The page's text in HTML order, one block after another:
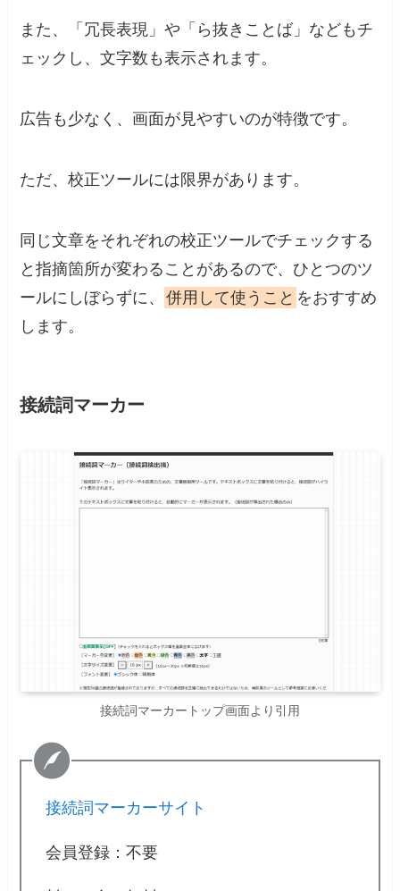
また、「冗長表現」や「ら抜きことば」などもチ
ェックし、文字数も表示されます。
広告も少なく、画面が見やすいのが特徴です。
ただ、校正ツールには限界があります。
同じ文章をそれぞれの校正ツールでチェックする
と指摘箇所が変わることがあるので、ひとつのツ
ールにしぼらずに、 併用して使うこと をおすすめ
します。
接続詞マーカー
接続詞マーカートップ画面より引用
接続詞マーカーサイト
会員登録：不要